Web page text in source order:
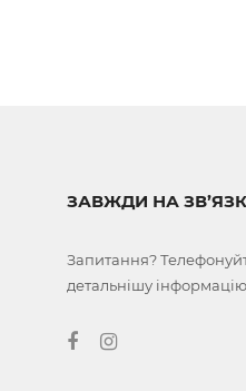
ЗАВЖДИ НА
Запитання?
детальнішу інформацію